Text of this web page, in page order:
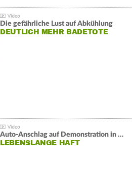
Die gefährliche Lust auf Abkühlung
DEUTLICH MEHR BADETOTE
Auto-Anschlag auf Demonstration in München:
LEBENSLANGE HAFT